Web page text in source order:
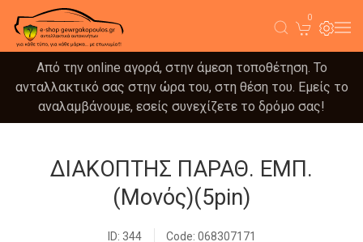
0
Από την online αγορά, στην άμεση τοποθέτηση. Το
ανταλλακτικό σας στην ώρα του, στη θέση του. Εμείς το
αναλαμβάνουμε, εσείς συνεχίζετε το δρόμο σας!
ΔΙΑΚΟΠΤΗΣ ΠΑΡΑΘ. ΕΜΠ.
(Μονός)(5pin)
ID: 344 Code: 068307171